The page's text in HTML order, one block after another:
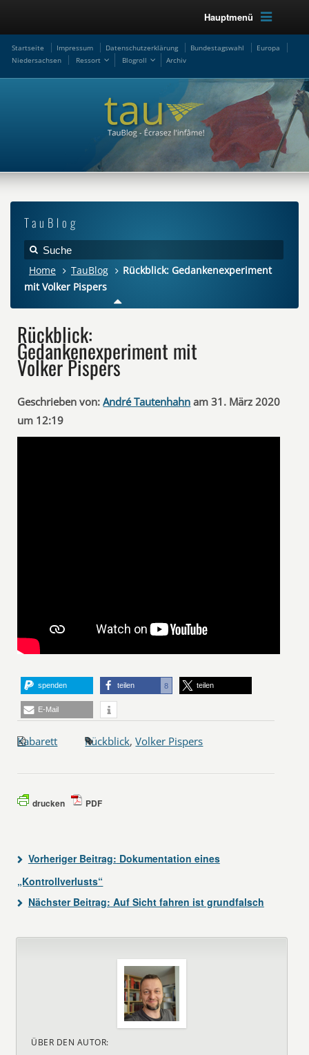
Hauptmenü
Startseite Impressum Datenschutzerklärung Bundestagswahl
Europa
Niedersachsen
Ressort Blogroll Archiv
TauBlog
Home TauBlog
Rückblick: Gedankenexperiment
mit Volker Pispers
Rückblick:
Gedankenexperiment mit
Volker Pispers
Geschrieben von: André Tautenhahn am 31. März 2020
um 12:19
spenden teilen 8 teilen
E-Mail
Kabarett Rückblick,Volker Pispers
drucken PDF
Vorheriger Beitrag: Dokumentation eines
„Kontrollverlusts“
Nächster Beitrag: Auf Sicht fahren ist grundfalsch
ÜBER DEN AUTOR: